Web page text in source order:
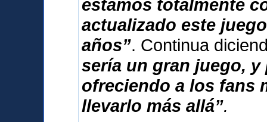
estamos totalmente
actualizado este
años”. Continua
sería un gran juego,
ofreciendo a los fans
llevarlo más allá”.